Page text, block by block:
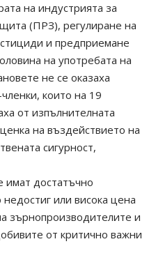
на индустрията за
(ПРЗ), регулиране на
и предприемане
на употребата на
не се оказаха
които на 19
от изпълнителната
на въздействието на
сигурност,
имат достатъчно
или висока цена
зърнопроизводителите и
от критично важни